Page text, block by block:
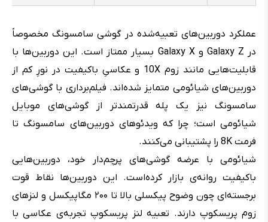
عملکرد دوربین‌های تعبیه‌شده در گوشی سامسونگ مخصوصاً
در Galaxy Z و Galaxy X بسیار ممتاز است. این دوربین‌ها با
قابلیت‌هایی مانند زوم 10X و عکاسیِ باکیفیت در نورِ کم از
دوربین‌های شیائومی متمایز شده‌اند. فیلم‌برداری با گوشی‌های
سامسونگ نیز یک پله قدرتمندتر از گوشی‌های موبایل
شیائومی است؛ چرا که ویدئوهای دوربین‌های سامسونگ تا
فرمت 8K را پشتیبانی می‌کنند.
شیائومی با عرضه گوشی‌های پرچم‌دار خود، دوربین‌هایی
باکیفیت روانه‌ی بازار کرده‌است. این دوربین‌ها نقاط قوت
برجسته‌ای چون وضوح پیکسلی بالا تا ۲۰۰ مگاپیکسل و لنزهای
زوم پریسکوپ دارند. تعبیه لنز پریسکوپ تجربه‌ی عکاسی با